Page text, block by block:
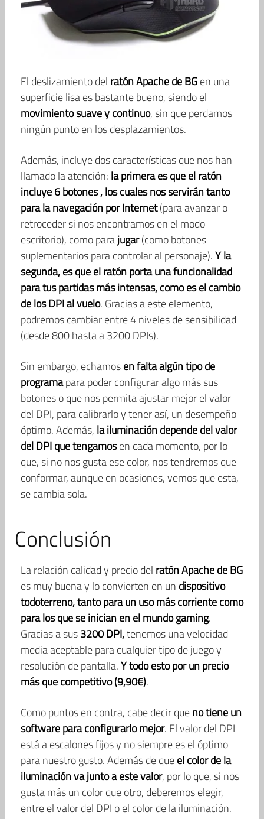
El deslizamiento del ratón Apache de BGen una
superficie lisa es bastante bueno, siendo el
movimiento suave y continuo, sin que perdamos
ningún punto en los desplazamientos.
Además, incluye dos características que nos han
llamado la atención: la primera es que el ratón
incluye 6 botones , los cuales nos servirán tanto
para la navegación por Internet(para avanzar o
retroceder si nos encontramos en el modo
escritorio), como parajugar(como botones
suplementarios para controlar al personaje).Y la
segunda, es que el ratón porta una funcionalidad
para tus partidas más intensas, como es el cambio
de los DPI al vuelo. Gracias a este elemento,
podremos cambiar entre 4 niveles de sensibilidad
(desde 800 hasta a 3200 DPIs).
Sin embargo, echamosen falta algún tipo de
programapara poder configurar algo más sus
botones o que nos permita ajustar mejor el valor
del DPI, para calibrarlo y tener así, un desempeño
óptimo. Además, la iluminación depende del valor
del DPI que tengamosen cada momento, por lo
que, si no nos gusta ese color, nos tendremos que
conformar, aunque en ocasiones, vemos que esta,
se cambia sola.
Conclusión
La relación calidad y precio del ratón Apache de BG
es muy buena y lo convierten en un dispositivo
todoterreno, tanto para un uso más corriente como
para los que se inician en el mundo gaming.
Gracias a sus3200 DPI,tenemos una velocidad
media aceptable para cualquier tipo de juego y
resolución de pantalla.Y todo esto por un precio
más que competitivo (9,90€).
Como puntos en contra, cabe decir queno tiene un
software para configurarlo mejor. El valor del DPI
está a escalones fijos y no siempre es el óptimo
para nuestro gusto. Además de queel color de la
iluminación va junto a este valor, por lo que, si nos
gusta más un color que otro, deberemos elegir,
entre el valor del DPI o el color de la iluminación.